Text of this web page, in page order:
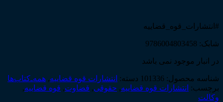
#انتشارات_قوه_قضاییه
شابک: 9786004803458
در انبار موجود نمی باشد
شناسه محصول: 101336 دسته: انتشارات قوه قضاییه, همه‌ـ‌کتاب‌ها
برچسب: انتشارات قوه قضاییه, حقوقی, قضاوت, قوه قضاییه,
وکالت